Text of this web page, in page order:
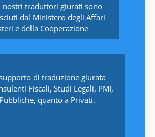
nostri traduttori giurati sono
dal Ministero degli Affari
e della Cooperazione
di traduzione giurata
Fiscali, Studi Legali, PMI,
quanto a Privati.